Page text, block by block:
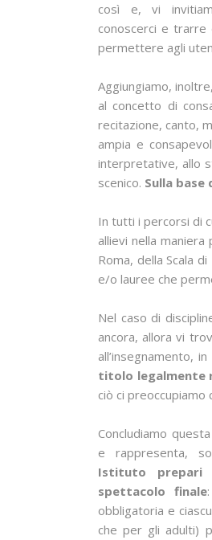
così e, vi
conoscerci e trarre
permettere agli
Aggiungiamo,
al concetto di
recitazione, canto,
ampia e
interpretative, allo
scenico. Sulla
In tutti i percorsi di
allievi nella
Roma, della Scala
e/o lauree che
Nel caso di
ancora, allora vi
all’insegnamento,
titolo legalmente
ciò ci preoccupiamo
Concludiamo
e rappresenta,
Istituto prepari
spettacolo finale
obbligatoria e
che per gli adulti)